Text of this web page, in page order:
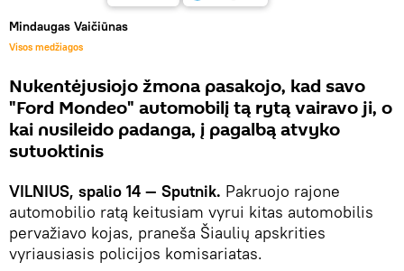
Mindaugas Vaičiūnas
Visos medžiagos
Nukentėjusiojo žmona pasakojo, kad savo
"Ford Mondeo" automobilį tą rytą vairavo ji, o
kai nusileido padanga, į pagalbą atvyko
sutuoktinis
VILNIUS, spalio 14 — Sputnik. Pakruojo rajone
automobilio ratą keitusiam vyrui kitas automobilis
pervažiavo kojas, praneša Šiaulių apskrities
vyriausiasis policijos komisariatas.